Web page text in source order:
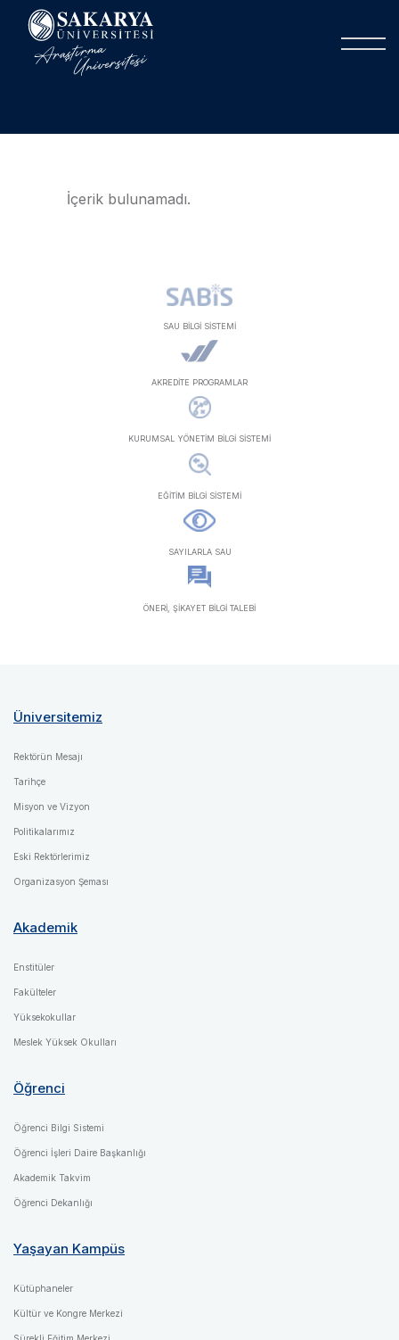
İçerik bulunamadı.
SAU BİLGİ SİSTEMİ
AKREDİTE PROGRAMLAR
KURUMSAL YÖNETİM BİLGİ SİSTEMİ
EĞİTİM BİLGİ SİSTEMİ
SAYILARLA SAU
ÖNERİ, ŞİKAYET BİLGİ TALEBİ
Üniversitemiz
Rektörün Mesajı
Tarihçe
Misyon ve Vizyon
Politikalarımız
Eski Rektörlerimiz
Organizasyon Şeması
Akademik
Enstitüler
Fakülteler
Yüksekokullar
Meslek Yüksek Okulları
Öğrenci
Öğrenci Bilgi Sistemi
Öğrenci İşleri Daire Başkanlığı
Akademik Takvim
Öğrenci Dekanlığı
Yaşayan Kampüs
Kütüphaneler
Kültür ve Kongre Merkezi